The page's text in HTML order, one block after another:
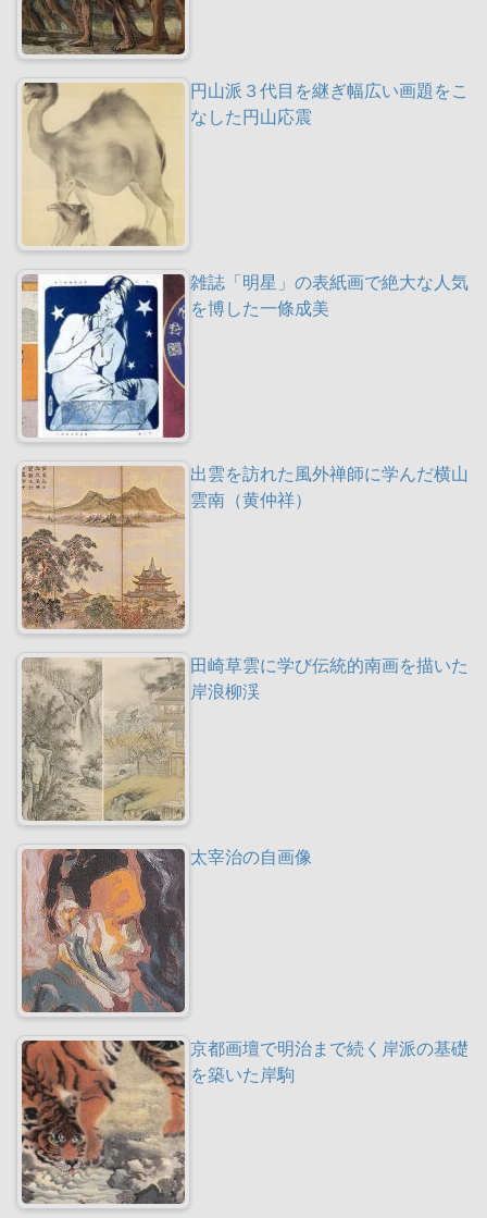
円山派３代目を継ぎ幅広い画題をこ
なした円山応震
雑誌「明星」の表紙画で絶大な人気
を博した一條成美
出雲を訪れた風外禅師に学んだ横山
雲南（黄仲祥）
田崎草雲に学び伝統的南画を描いた
岸浪柳渓
太宰治の自画像
京都画壇で明治まで続く岸派の基礎
を築いた岸駒